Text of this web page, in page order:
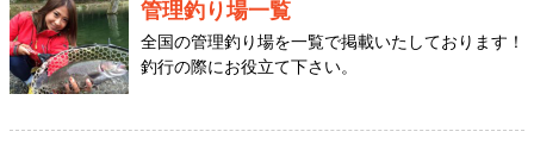
管理釣り場一覧
全国の管理釣り場を一覧で掲載いたしております！
釣行の際にお役立て下さい。